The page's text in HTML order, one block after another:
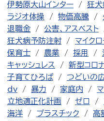
伊勢原大山インター
狂犬
ラジオ体操
物価高騰
退職金
公害、アスベスト
狂犬病予防注射
マイク
保育士
農業 採用
キャッシュレス
新型コロ
子育てひろば
つどいの
dv
暴力 家庭内
立地適正化計画
ゼロ
海洋
プラスチック 高